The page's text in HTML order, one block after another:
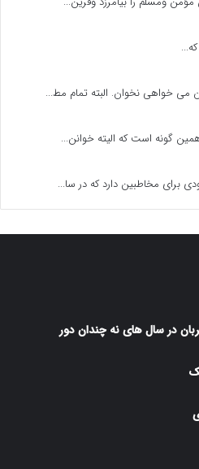
خواهی نخوان. البته تمام مط...
گونه است که الیته خوانن...
برای مخاطبین دارد که در سا...
در سال های نه چندان دور